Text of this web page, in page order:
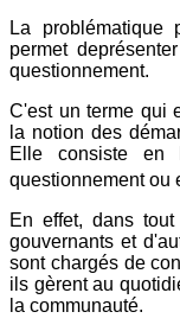
La problématique
permet
questionnement.
C'est un terme qui
la notion des
Elle consiste en
questionnement ou
En effet, dans
gouvernants et
sont chargés de
ils gèrent au
la communauté.